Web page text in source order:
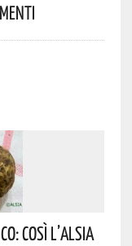
Così L’Alsia